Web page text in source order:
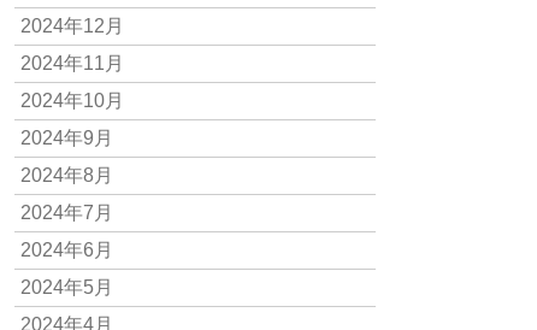
2024年12月
2024年11月
2024年10月
2024年9月
2024年8月
2024年7月
2024年6月
2024年5月
2024年4月